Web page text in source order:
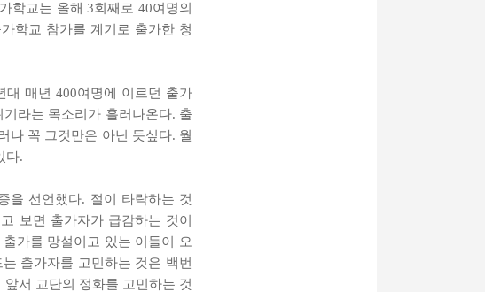
학교는 올해 3회째로 40여명의
학교 참가를 계기로 출가한 청
대 매년 400여명에 이르던 출가
라는 목소리가 흘러나온다. 출
나 꼭 그것만은 아닌 듯싶다. 월
다.
을 선언했다. 절이 타락하는 것
보면 출가자가 급감하는 것이
가를 망설이고 있는 이들이 오
출가자를 고민하는 것은 백번
서 교단의 정화를 고민하는 것